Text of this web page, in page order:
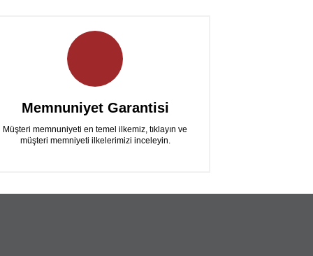
Memnuniyet Garantisi
Müşteri memnuniyeti en temel ilkemiz, tıklayın ve
müşteri memniyeti ilkelerimizi inceleyin.